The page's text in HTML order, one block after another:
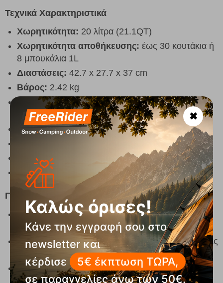
Τεχνικά Χαρακτηριστικά
Χωρητικότητα: 20 λίτρα (21.1QT)
Χωρητικότητα αποθήκευσης: έως 30 κουτάκια ή
8 μπουκάλια 1L
Διαστάσεις: 42.7 x 27.7 x 37 cm
Βάρος: 2.42 kg
Υλικό:Ανθεκτικό πλαστικό με θερμομονωτική
κατασκευή
Κλείδωμα καπακιού:Ναι
4 ενσωματωμένες στο καπάκι
BPA Free:
Χρώματα:
Γιατί να το επιλέξεις
Compact μέγεθος που μεταφέρεται εύκολα σε
παραλία, camping και ταξίδια
Έξυπνος σχεδιασμός με ποτηροθήκες και ασφαλές
κλείδωμα καπακιού
Ιδανικό ψυγείο εκδρομών για ζευγάρια, μικρές
παρέες και οικογενειακές εξορμήσεις
✖
Καλώς όρισες!
Κάνε την εγγραφή σου στο
newsletter και
κέρδισε
5€ έκπτωση ΤΩΡΑ,
σε παραγγελίες άνω των 50€.